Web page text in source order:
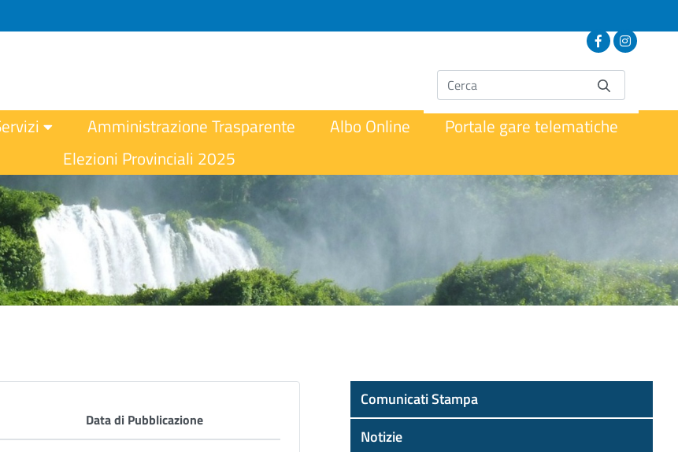
Amministrazione Trasparente Albo Online
Portale gare telematiche
Elezioni Provinciali 2025
Data di Pubblicazione
Comunicati Stampa
Notizie